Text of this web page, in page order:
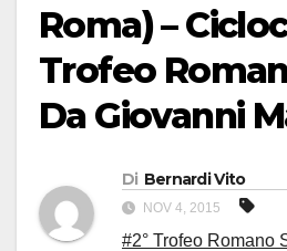
Roma) –
Trofeo
Da Giovanni
Di Bernardi Vito
NOV 4, 2015
#2° Trofeo Romano